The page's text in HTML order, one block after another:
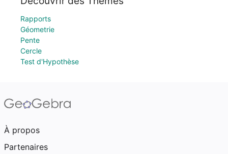
Rapports
Géometrie
Pente
Cercle
Test d'Hypothèse
À propos
Partenaires